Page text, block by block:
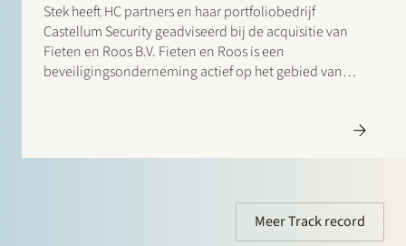
Stek heeft HC partners en haar portfoliobedrijf
Castellum Security geadviseerd bij de acquisitie van
Fieten en Roos B.V. Fieten en Roos is een
beveiligingsonderneming actief op het gebied van
Meer Track record